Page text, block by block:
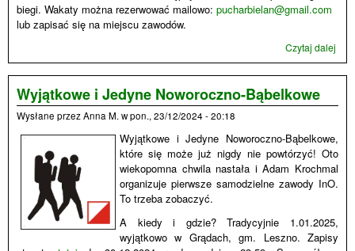
biegi. Wakaty można rezerwować mailowo: pucharbielan@gmail.com
lub zapisać się na miejscu zawodów.
Czytaj dalej
oraz
od
Wyjątkowe i Jedyne Noworoczno-Bąbelkowe
Wysłane przezAnna M.wpon., 23/12/2024 - 20:18
Wyjątkowe i Jedyne Noworoczno-Bąbelkowe,
które się może już nigdy nie powtórzyć! Oto
wiekopomna chwila nastała i Adam Krochmal
organizuje pierwsze samodzielne zawody InO.
To trzeba zobaczyć.
A kiedy i gdzie? Tradycyjnie 1.01.2025,
wyjątkowo w Grądach, gm. Leszno. Zapisy